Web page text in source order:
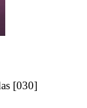
[030]